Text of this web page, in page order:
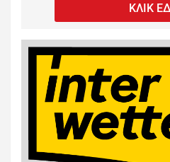
ΚΛΙΚ